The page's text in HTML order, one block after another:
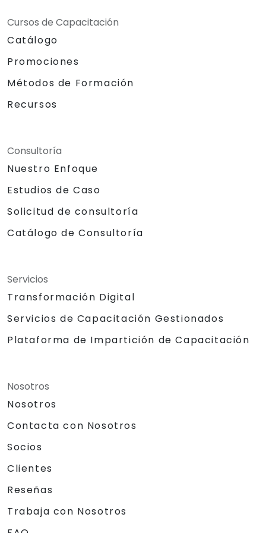
Cursos de Capacitación
Catálogo
Promociones
Métodos de Formación
Recursos
Consultoría
Nuestro Enfoque
Estudios de Caso
Solicitud de consultoría
Catálogo de Consultoría
Servicios
Transformación Digital
Servicios de Capacitación Gestionados
Plataforma de Impartición de Capacitación
Nosotros
Nosotros
Contacta con Nosotros
Socios
Clientes
Reseñas
Trabaja con Nosotros